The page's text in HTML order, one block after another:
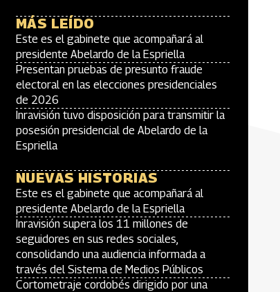
MÁS LEÍDO
Este es el gabinete que acompañará al
presidente Abelardo de la Espriella
Presentan pruebas de presunto fraude
electoral en las elecciones presidenciales
de 2026
Inravisión tuvo disposición para transmitir la
posesión presidencial de Abelardo de la
Espriella
NUEVAS HISTORIAS
Este es el gabinete que acompañará al
presidente Abelardo de la Espriella
Inravisión supera los 11 millones de
seguidores en sus redes sociales,
consolidando una audiencia informada a
través del Sistema de Medios Públicos
Cortometraje cordobés dirigido por una